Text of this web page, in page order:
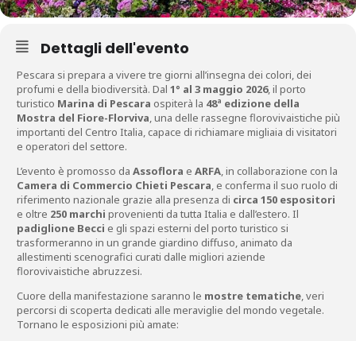
Dettagli dell'evento
Pescara si prepara a vivere tre giorni all’insegna dei colori, dei
profumi e della biodiversità. Dal 1° al 3 maggio 2026, il porto
turistico Marina di Pescara ospiterà la 48ª edizione della
Mostra del Fiore-Florviva, una delle rassegne florovivaistiche più
importanti del Centro Italia, capace di richiamare migliaia di visitatori
e operatori del settore.
L’evento è promosso da Assoflora e ARFA, in collaborazione con la
Camera di Commercio Chieti Pescara, e conferma il suo ruolo di
riferimento nazionale grazie alla presenza di circa 150 espositori
e oltre 250 marchi provenienti da tutta Italia e dall’estero. Il
padiglione Becci e gli spazi esterni del porto turistico si
trasformeranno in un grande giardino diffuso, animato da
allestimenti scenografici curati dalle migliori aziende
florovivaistiche abruzzesi.
Cuore della manifestazione saranno le mostre tematiche, veri
percorsi di scoperta dedicati alle meraviglie del mondo vegetale.
Tornano le esposizioni più amate: